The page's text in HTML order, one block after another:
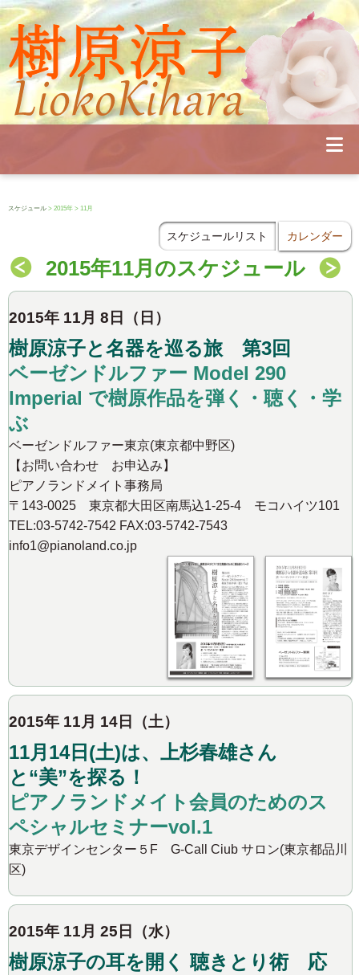
Profile
Concert
Seminar
Diary
School
スケジュール > 2015年 > 11月
スケジュールリスト カレンダー
2015年11月のスケジュール
2015年 11月 8日（日）
樹原涼子と名器を巡る旅 第3回
ベーゼンドルファー Model 290
Imperial で樹原作品を弾く・聴く・学
ぶ
ベーゼンドルファー東京(東京都中野区)
【お問い合わせ お申込み】
ピアノランドメイト事務局
〒143-0025 東京都大田区南馬込1-25-4 モコハイツ101
TEL:03-5742-7542 FAX:03-5742-7543
info1@pianoland.co.jp
2015年 11月 14日（土）
11月14日(土)は、上杉春雄さん
と“美”を探る！
ピアノランドメイト会員のためのス
ペシャルセミナーvol.1
東京デザインセンター５F G-Call Ciub サロン(東京都品川
区)
2015年 11月 25日（水）
樹原涼子の耳を開く 聴きとり術 応